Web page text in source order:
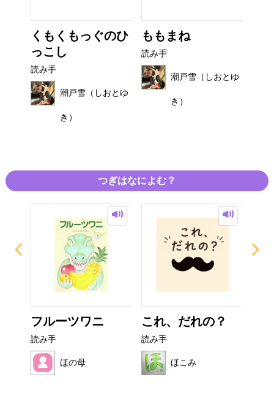
くもくもっぐのひ
っこし
読み手
潮戸雪（しおとゆ
き）
ももまね
読み手
潮戸雪（しおとゆ
き）
つぎはなによむ？
フルーツワニ
読み手
ほの母
これ、だれの？
読み手
ほこみ